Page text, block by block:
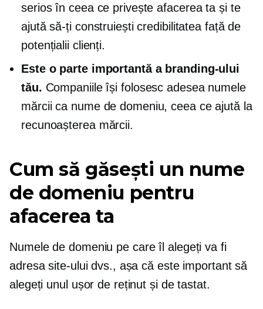
serios în ceea ce privește afacerea ta și te
ajută să-ți construiești credibilitatea față de
potențialii clienți.
Este o parte importantă a branding-ului
tău. Companiile își folosesc adesea numele
mărcii ca nume de domeniu, ceea ce ajută la
recunoașterea mărcii.
Cum să găsești un nume
de domeniu pentru
afacerea ta
Numele de domeniu pe care îl alegeți va fi
adresa site-ului dvs., așa că este important să
alegeți unul ușor de reținut și de tastat.